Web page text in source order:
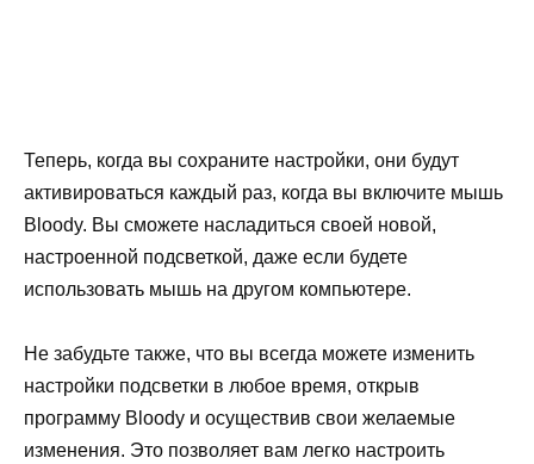
Теперь, когда вы сохраните настройки, они будут
активироваться каждый раз, когда вы включите мышь
Bloody. Вы сможете насладиться своей новой,
настроенной подсветкой, даже если будете
использовать мышь на другом компьютере.
Не забудьте также, что вы всегда можете изменить
настройки подсветки в любое время, открыв
программу Bloody и осуществив свои желаемые
изменения. Это позволяет вам легко настроить